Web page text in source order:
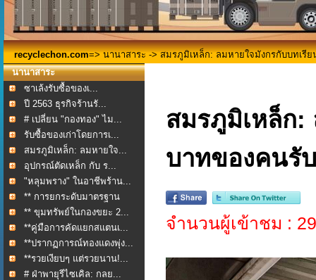
recyclechon.com=> นานาสาระ -> สมรภูมิเหล็ก: ลมหายใจมังกรกับบทเรี
นานาสาระ
ซาเล้งรับซื้อของเ...
ปี 2563 ธุรกิจร้านรั...
# เปลี่ยน "กองทอง" ไม...
รับซื้อของเก่าโดยการเ...
สมรภูมิเหล็ก: ลมหายใจ...
อุปกรณ์ตัดเหล็ก กับ ร...
"หลุมพราง" ในอาชีพร้าน...
** การยกระดับมาตรฐาน
กา...
** ขุมทรัพย์ในกองขยะ 2...
**คู่มือการคัดแยกสแตนเ...
**ปรากฏการณ์ทองแดงพุ่ง...
**รวยเงียบๆ แต่รวยนาน!...
# ฝ่าพายุรีไซเคิล: กลย...
สมรภูมิเหล็ก:
บาทของคนรั
จำนวนผู้เข้าชม :